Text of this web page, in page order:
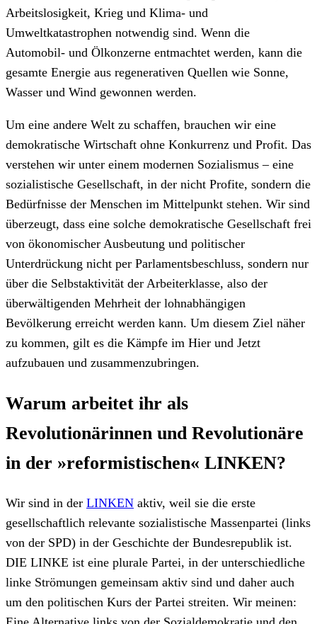
Arbeitslosigkeit, Krieg und Klima- und
Umweltkatastrophen notwendig sind. Wenn die
Automobil- und Ölkonzerne entmachtet werden, kann die
gesamte Energie aus regenerativen Quellen wie Sonne,
Wasser und Wind gewonnen werden.
Um eine andere Welt zu schaffen, brauchen wir eine
demokratische Wirtschaft ohne Konkurrenz und Profit. Das
verstehen wir unter einem modernen Sozialismus – eine
sozialistische Gesellschaft, in der nicht Profite, sondern die
Bedürfnisse der Menschen im Mittelpunkt stehen. Wir sind
überzeugt, dass eine solche demokratische Gesellschaft frei
von ökonomischer Ausbeutung und politischer
Unterdrückung nicht per Parlamentsbeschluss, sondern nur
über die Selbstaktivität der Arbeiterklasse, also der
überwältigenden Mehrheit der lohnabhängigen
Bevölkerung erreicht werden kann. Um diesem Ziel näher
zu kommen, gilt es die Kämpfe im Hier und Jetzt
aufzubauen und zusammenzubringen.
Warum arbeitet ihr als
Revolutionärinnen und Revolutionäre
in der »reformistischen« LINKEN?
Wir sind in der LINKEN aktiv, weil sie die erste
gesellschaftlich relevante sozialistische Massenpartei (links
von der SPD) in der Geschichte der Bundesrepublik ist.
DIE LINKE ist eine plurale Partei, in der unterschiedliche
linke Strömungen gemeinsam aktiv sind und daher auch
um den politischen Kurs der Partei streiten. Wir meinen: